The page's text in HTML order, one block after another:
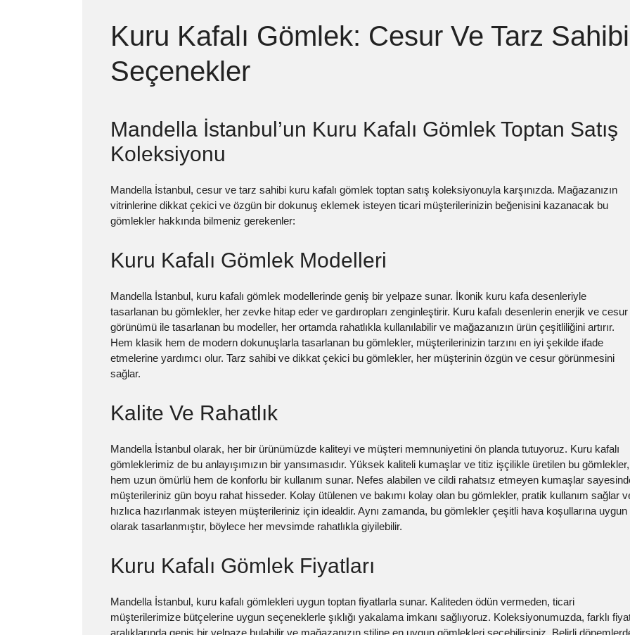
Kuru Kafalı Gömlek: Cesur Ve Tarz Sahibi
Seçenekler
Mandella İstanbul’un Kuru Kafalı Gömlek Toptan Satış
Koleksiyonu
Mandella İstanbul, cesur ve tarz sahibi kuru kafalı gömlek toptan satış koleksiyonuyla karşınızda. Mağazanızın
vitrinlerine dikkat çekici ve özgün bir dokunuş eklemek isteyen ticari müşterilerinizin beğenisini kazanacak bu
gömlekler hakkında bilmeniz gerekenler:
Kuru Kafalı Gömlek Modelleri
Mandella İstanbul, kuru kafalı gömlek modellerinde geniş bir yelpaze sunar. İkonik kuru kafa desenleriyle
tasarlanan bu gömlekler, her zevke hitap eder ve gardıropları zenginleştirir. Kuru kafalı desenlerin enerjik ve cesur
görünümü ile tasarlanan bu modeller, her ortamda rahatlıkla kullanılabilir ve mağazanızın ürün çeşitliliğini artırır.
Hem klasik hem de modern dokunuşlarla tasarlanan bu gömlekler, müşterilerinizin tarzını en iyi şekilde ifade
etmelerine yardımcı olur. Tarz sahibi ve dikkat çekici bu gömlekler, her müşterinin özgün ve cesur görünmesini
sağlar.
Kalite Ve Rahatlık
Mandella İstanbul olarak, her bir ürünümüzde kaliteyi ve müşteri memnuniyetini ön planda tutuyoruz. Kuru kafalı
gömleklerimiz de bu anlayışımızın bir yansımasıdır. Yüksek kaliteli kumaşlar ve titiz işçilikle üretilen bu gömlekler,
hem uzun ömürlü hem de konforlu bir kullanım sunar. Nefes alabilen ve cildi rahatsız etmeyen kumaşlar
müşterileriniz gün boyu rahat hisseder. Kolay ütülenen ve bakımı kolay olan bu gömlekler, pratik kullanım sağlar
hızlıca hazırlanmak isteyen müşterileriniz için idealdir. Aynı zamanda, bu gömlekler çeşitli hava koşullarına uygun
olarak tasarlanmıştır, böylece her mevsimde rahatlıkla giyilebilir.
Kuru Kafalı Gömlek Fiyatları
Mandella İstanbul, kuru kafalı gömlekleri uygun toptan fiyatlarla sunar. Kaliteden ödün vermeden, ticari
müşterilerimize bütçelerine uygun seçeneklerle şıklığı yakalama imkanı sağlıyoruz. Koleksiyonumuzda, farklı
aralıklarında geniş bir yelpaze bulabilir ve mağazanızın stiline en uygun gömlekleri seçebilirsiniz. Belirli